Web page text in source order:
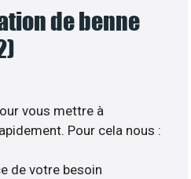
de benne
vous mettre à
Pour cela nous :
de votre besoin